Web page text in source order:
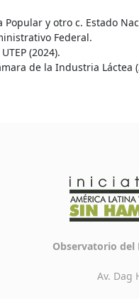
y otro c. Estado
Federal.
(2024).
de la Industria
Observatorio del
Av. Dag